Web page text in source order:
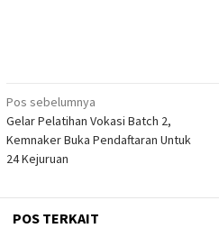
Navigasi
pos
Pos sebelumnya
Gelar Pelatihan Vokasi Batch 2,
Kemnaker Buka Pendaftaran Untuk
24 Kejuruan
POS TERKAIT